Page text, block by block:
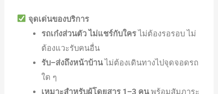
จุดเด่นของบริการ
รถเก๋งส่วนตัว ไม่แชร์กับใครไม่ต้องรอรอบ ไม่
ต้องแวะรับคนอื่น
รับ–ส่งถึงหน้าบ้านไม่ต้องเดินทางไปจุดจอดรถ
ใด ๆ
เหมาะสำหรับผู้โดยสาร 1–3 คนพร้อมสัมภาระ